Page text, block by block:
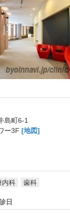
島町6-1
ー3F [地図]
内科 歯科
日